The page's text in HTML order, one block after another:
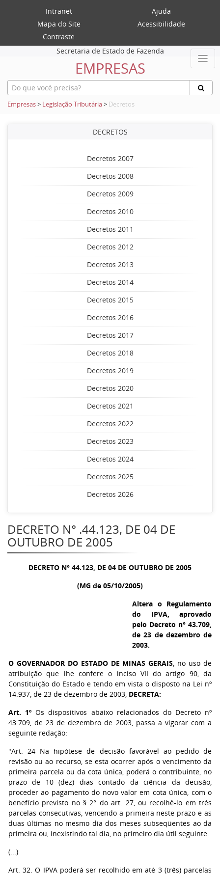
Intranet
Ajuda
Mapa do Site
Acessibilidade
Contraste
Secretaria de Estado de Fazenda
EMPRESAS
Empresas> Legislação Tributária> Decretos
DECRETOS
Decretos 2007
Decretos 2008
Decretos 2009
Decretos 2010
Decretos 2011
Decretos 2012
Decretos 2013
Decretos 2014
Decretos 2015
Decretos 2016
Decretos 2017
Decretos 2018
Decretos 2019
Decretos 2020
Decretos 2021
Decretos 2022
Decretos 2023
Decretos 2024
Decretos 2025
Decretos 2026
DECRETO N° .44.123, DE 04 DE
OUTUBRO DE 2005
DECRETO N° 44.123, DE 04 DE OUTUBRO DE 2005
(MG de 05/10/2005)
Altera o Regulamento
do IPVA, aprovado
pelo Decreto n° 43.709,
de 23 de dezembro de
2003.
O GOVERNADOR DO ESTADO DE MINAS GERAIS, no uso de
atribuição que lhe confere o inciso VII do artigo 90, da
Constituição do Estado e tendo em vista o disposto na Lei nº
14.937, de 23 de dezembro de 2003, DECRETA:
Art. 1º Os dispositivos abaixo relacionados do Decreto nº
43.709, de 23 de dezembro de 2003, passa a vigorar com a
seguinte redação:
"Art. 24 Na hipótese de decisão favorável ao pedido de
revisão ou ao recurso, se esta ocorrer após o vencimento da
primeira parcela ou da cota única, poderá o contribuinte, no
prazo de 10 (dez) dias contado da ciência da decisão,
proceder ao pagamento do novo valor em cota única, com o
benefício previsto no § 2° do art. 27, ou recolhê-lo em três
parcelas consecutivas, vencendo a primeira neste prazo e as
duas últimas no mesmo dia dos meses subseqüentes ao da
primeira ou, inexistindo tal dia, no primeiro dia útil seguinte.
(...)
Art. 32. O IPVA poderá ser recolhido em até 3 (três) parcelas